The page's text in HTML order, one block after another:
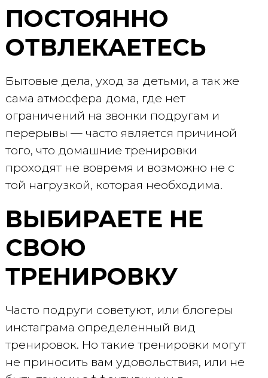
ПОСТОЯННО
ОТВЛЕКАЕТЕСЬ
Бытовые дела, уход за детьми, а так же
сама атмосфера дома, где нет
ограничений на звонки подругам и
перерывы — часто является причиной
того, что домашние тренировки
проходят не вовремя и возможно не с
той нагрузкой, которая необходима.
ВЫБИРАЕТЕ НЕ
СВОЮ
ТРЕНИРОВКУ
Часто подруги советуют, или блогеры
инстаграма определенный вид
тренировок. Но такие тренировки могут
не приносить вам удовольствия, или не